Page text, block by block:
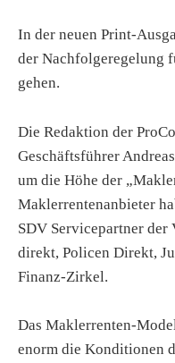
In der neuen Print-
der Nachfolgeregelung
gehen.
Die Redaktion der
Geschäftsführer
um die Höhe der
Maklerrentenanbieter
SDV Servicepartner der
direkt, Policen Direkt,
Finanz-Zirkel.
Das Maklerrenten-
enorm die Konditionen